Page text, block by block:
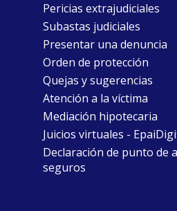
Pericias extrajudiciales
Subastas judiciales
Presentar una denuncia
Orden de protección
Quejas y sugerencias
Atención a la víctima
Mediación hipotecaria
Juicios virtuales -
Declaración de punto de
seguros